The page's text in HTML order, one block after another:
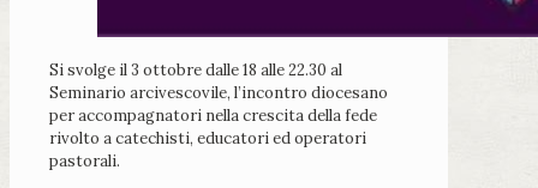
Si svolge il 3 ottobre dalle 18 alle 22.30 al
Seminario arcivescovile, l’incontro diocesano
per accompagnatori nella crescita della fede
rivolto a catechisti, educatori ed operatori
pastorali.